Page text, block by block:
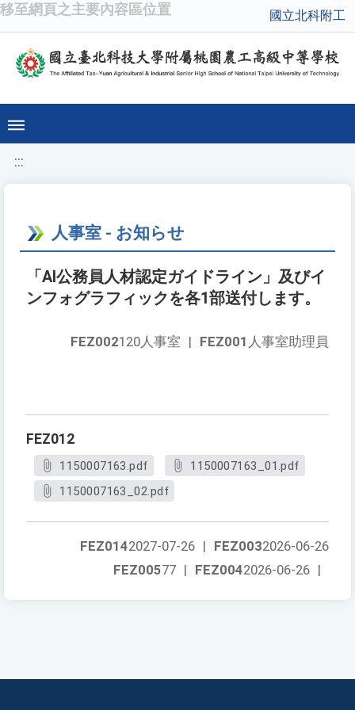
移至網頁之主要內容區位置 國立北科附工
:::
人事室 - お知らせ
「AI公務員人材認定ガイドライン」及びイ
ンフォグラフィックを各1部送付します。
FEZ001 人事室助理員
FEZ002120人事室 |
FEZ012
1150007163.pdf
1150007163_01.pdf
1150007163_02.pdf
FEZ0032026-06-26
FEZ0142027-07-26 |
FEZ0042026-06-26 |
FEZ00577 |